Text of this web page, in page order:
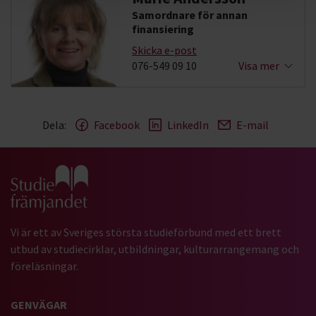
Samordnare för annan
finansiering
Skicka e-post
076-549 09 10
Visa mer
Dela: Facebook LinkedIn E-mail
Gå till studiefrämjandets startsida
Vi är ett av Sveriges största studieförbund med ett brett
utbud av studiecirklar, utbildningar, kulturarrangemang och
föreläsningar.
GENVÄGAR